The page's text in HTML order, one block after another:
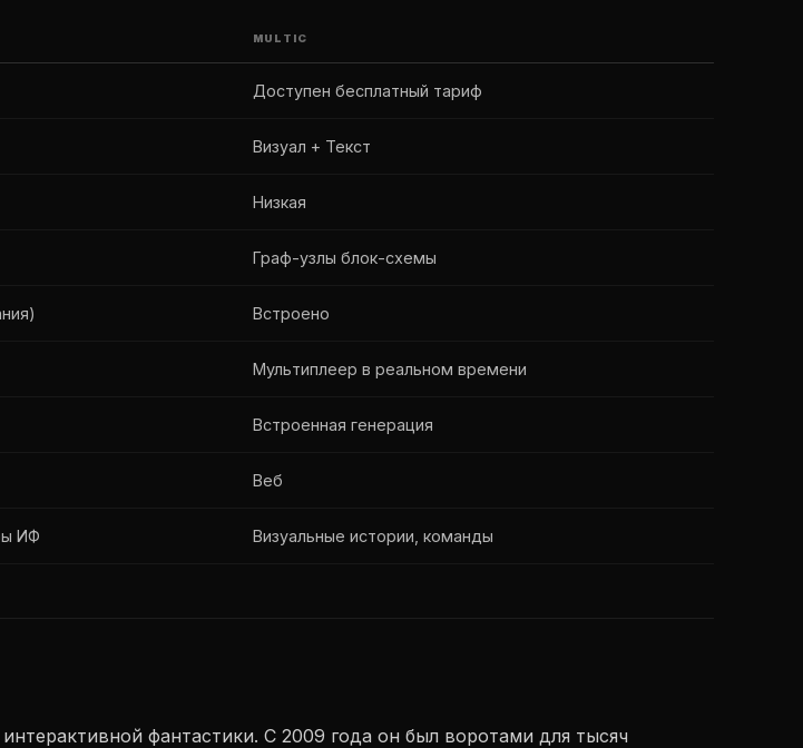
MULTIC
Доступен бесплатный тариф
Визуал + Текст
Низкая
Граф-узлы блок-схемы
Встроено
Мультиплеер в реальном времени
Встроенная генерация
Веб
ИФ Визуальные истории, команды
фантастики. С 2009 года он был воротами для тысяч